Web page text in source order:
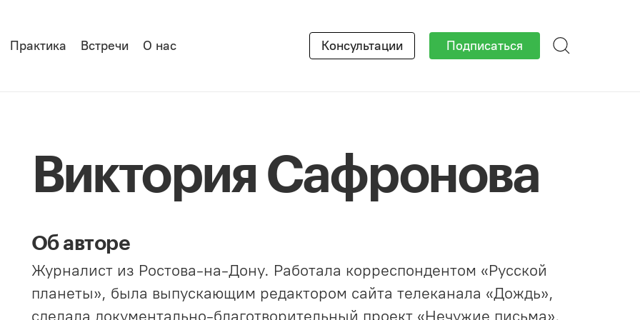
Практика Встречи О нас Консультации Подписаться
Виктория Сафронова
Об авторе
Журналист из Ростова-на-Дону. Работала корреспондентом «Русской
планеты», была выпускающим редактором сайта телеканала «Дождь»,
сделала документально-благотворительный проект «Нечужие письма».